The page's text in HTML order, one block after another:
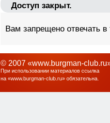
Доступ закрыт.
Вам запрещено отвечать
© 2007 «www.burgman-
При использовании материалов ссылка
на «www.burgman-club.ru» обязательна